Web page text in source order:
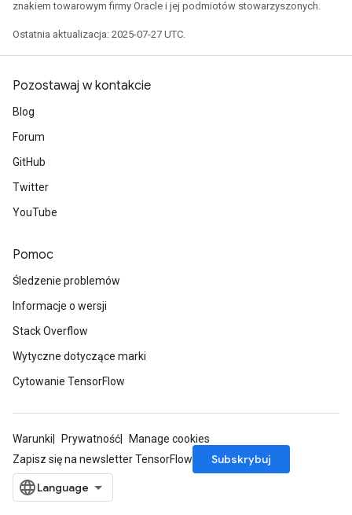
znakiem towarowym firmy Oracle i jej podmiotów stowarzyszonych.
Ostatnia aktualizacja: 2025-07-27 UTC.
Pozostawaj w kontakcie
Blog
Forum
GitHub
Twitter
YouTube
Pomoc
Śledzenie problemów
Informacje o wersji
Stack Overflow
Wytyczne dotyczące marki
Cytowanie TensorFlow
Warunki Prywatność
Manage cookies
Zapisz się na newsletter TensorFlow
Subskrybuj